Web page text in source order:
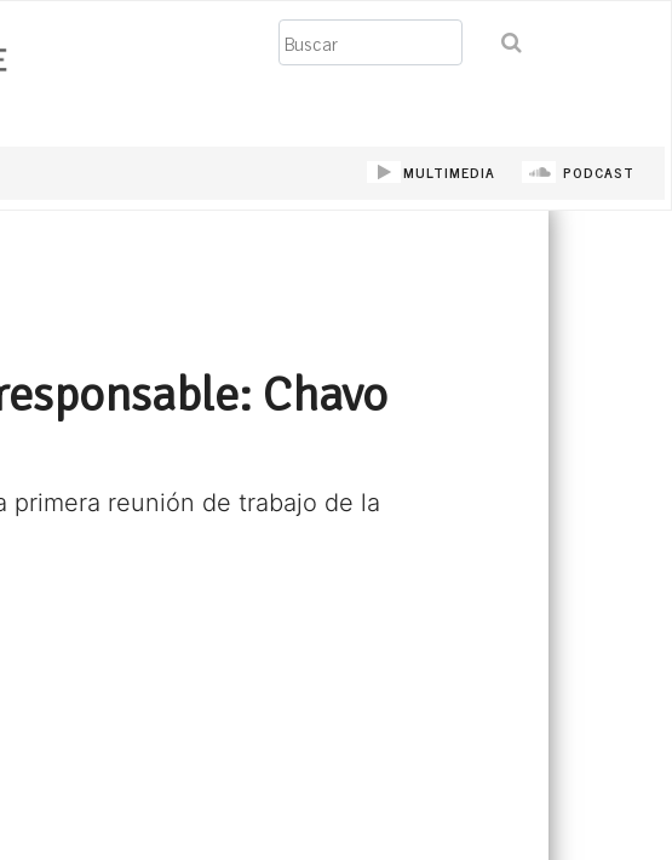
Buscar
MULTIMEDIA PODCAST
Chavo
primera reunión de trabajo de la